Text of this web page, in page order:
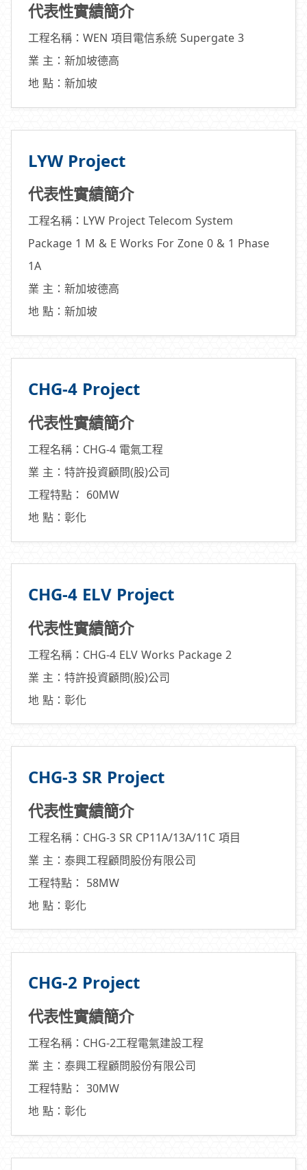
代表性實績簡介
工程名稱：WEN 項目電信系統 Supergate 3
業 主：新加坡德高
地 點：新加坡
LYW Project
代表性實績簡介
工程名稱：LYW Project Telecom System
Package 1 M & E Works For Zone 0 & 1 Phase
1A
業 主：新加坡德高
地 點：新加坡
CHG-4 Project
代表性實績簡介
工程名稱：CHG-4 電氣工程
業 主：特許投資顧問(股)公司
工程特點： 60MW
地 點：彰化
CHG-4 ELV Project
代表性實績簡介
工程名稱：CHG-4 ELV Works Package 2
業 主：特許投資顧問(股)公司
地 點：彰化
CHG-3 SR Project
代表性實績簡介
工程名稱：CHG-3 SR CP11A/13A/11C 項目
業 主：泰興工程顧問股份有限公司
工程特點： 58MW
地 點：彰化
CHG-2 Project
代表性實績簡介
工程名稱：CHG-2工程電氣建設工程
業 主：泰興工程顧問股份有限公司
工程特點： 30MW
地 點：彰化